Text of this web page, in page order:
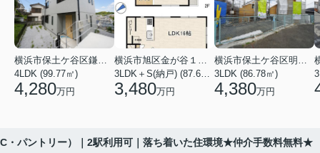
4LDK (99.77㎡)
4,280万円 3,480万円
3LDK (86.78㎡)
4,380万円
・パントリー）｜2駅利用可｜落ち着いた住環境★仲介手数料無料★